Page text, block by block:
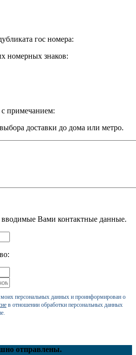
гос номера:
номерных знаков:
примечанием:
доставки до дома или метро.
вводимые Вами контактные данные.
моих персональных данных и проинформирован о
в отношении обработки персональных данных
отправлены.